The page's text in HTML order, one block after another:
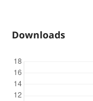
Downloads